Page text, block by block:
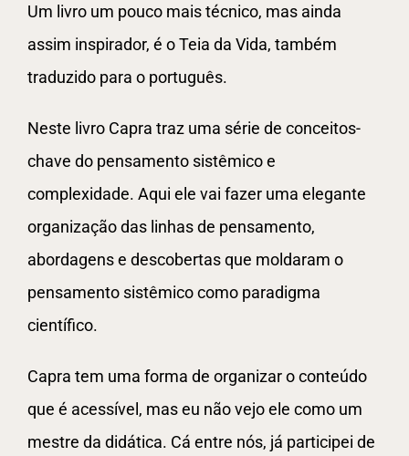
Um livro um pouco mais técnico, mas ainda
assim inspirador, é o Teia da Vida, também
traduzido para o português.
Neste livro Capra traz uma série de conceitos-
chave do pensamento sistêmico e
complexidade. Aqui ele vai fazer uma elegante
organização das linhas de pensamento,
abordagens e descobertas que moldaram o
pensamento sistêmico como paradigma
científico.
Capra tem uma forma de organizar o conteúdo
que é acessível, mas eu não vejo ele como um
mestre da didática. Cá entre nós, já participei de